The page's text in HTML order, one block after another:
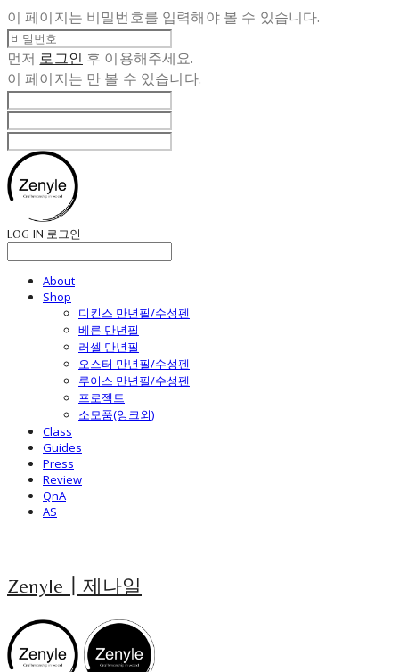
이 페이지는 비밀번호를 입력해야 볼 수 있습니다.
먼저 로그인 후 이용해주세요.
이 페이지는 만 볼 수 있습니다.
LOG IN 로그인
About
Shop
디킨스 만년필/수성펜
베른 만년필
러셀 만년필
오스터 만년필/수성펜
루이스 만년필/수성펜
프로젝트
소모품(잉크외)
Class
Guides
Press
Review
QnA
AS
Zenyle┃제나일